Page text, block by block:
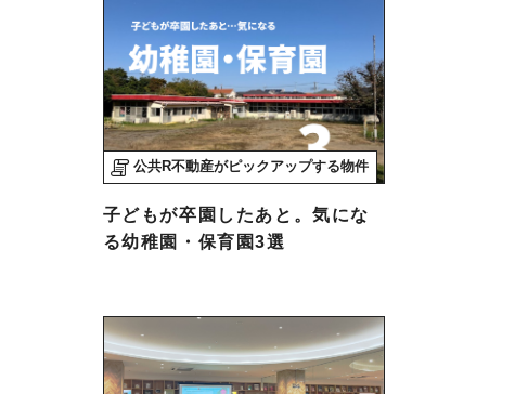
公共R不動産がピックアップする物件
子どもが卒園したあと。気にな
る幼稚園・保育園3選